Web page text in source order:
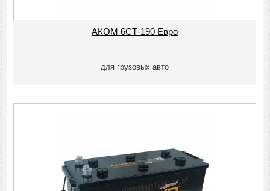
АКОМ 6СТ-190 Евро
для грузовых авто